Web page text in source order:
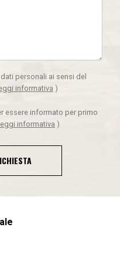
personali ai sensi del
informativa )
essere informato per primo
informativa )